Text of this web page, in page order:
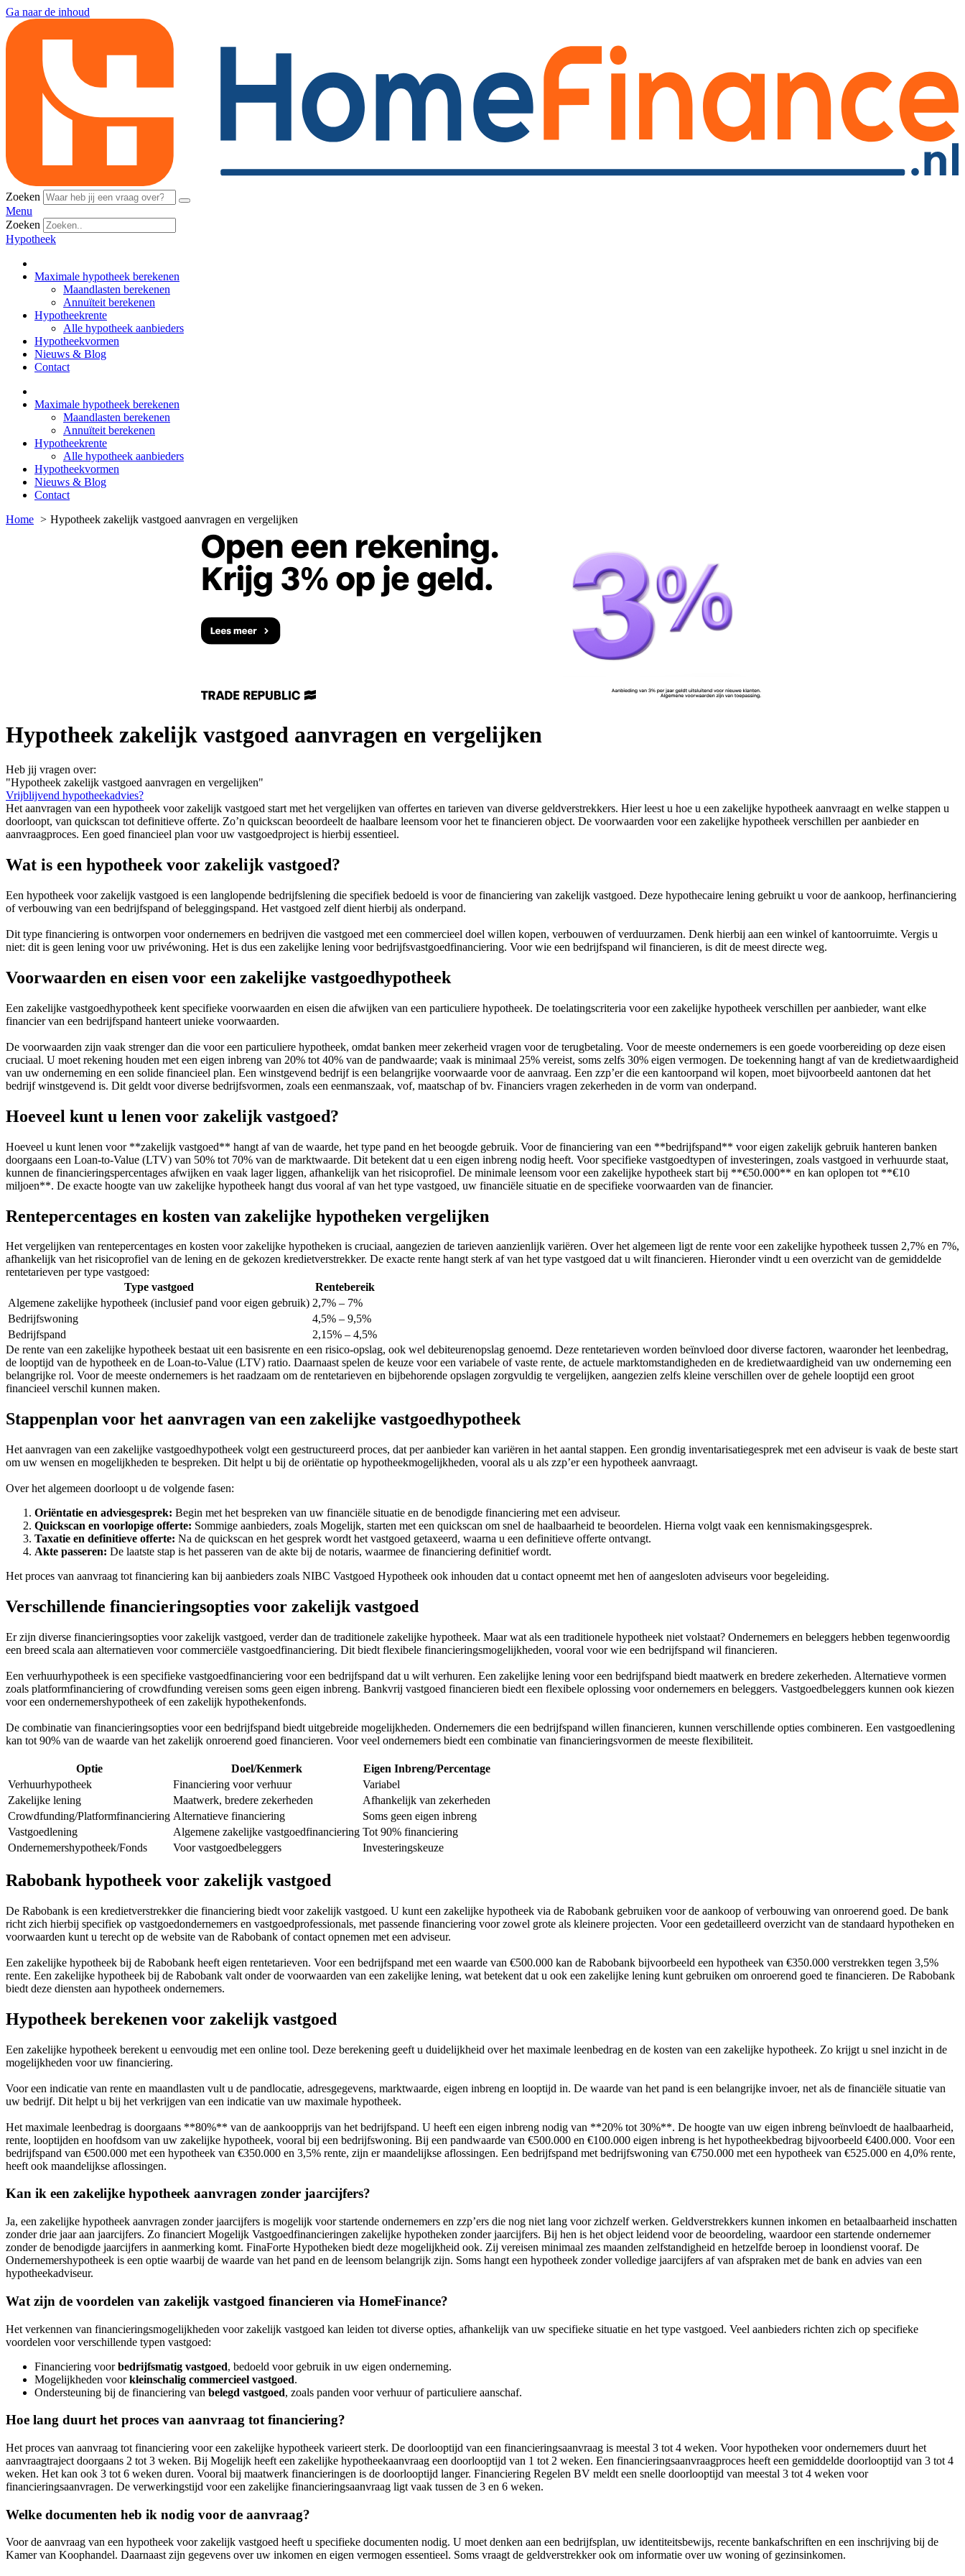
Ga naar de inhoud
Zoeken
Menu
Zoeken
Hypotheek
Maximale hypotheek berekenen
Maandlasten berekenen
Annuïteit berekenen
Hypotheekrente
Alle hypotheek aanbieders
Hypotheekvormen
Nieuws & Blog
Contact
Maximale hypotheek berekenen
Maandlasten berekenen
Annuïteit berekenen
Hypotheekrente
Alle hypotheek aanbieders
Hypotheekvormen
Nieuws & Blog
Contact
Home
Hypotheek zakelijk vastgoed aanvragen en vergelijken
Hypotheek zakelijk vastgoed aanvragen en vergelijken
Heb jij vragen over:
"Hypotheek zakelijk vastgoed aanvragen en vergelijken"
Vrijblijvend hypotheekadvies?
Het aanvragen van een hypotheek voor zakelijk vastgoed start met het vergelijken van offertes en tarieven van diverse geldverstrekkers. Hier leest u hoe u een zakelijke hypotheek aanvraagt en welke stappen u
doorloopt, van quickscan tot definitieve offerte. Zo’n quickscan beoordeelt de haalbare leensom voor het te financieren object. De voorwaarden voor een zakelijke hypotheek verschillen per aanbieder en
aanvraagproces. Een goed financieel plan voor uw vastgoedproject is hierbij essentieel.
Wat is een hypotheek voor zakelijk vastgoed?
Een hypotheek voor zakelijk vastgoed is een langlopende bedrijfslening die specifiek bedoeld is voor de financiering van zakelijk vastgoed. Deze hypothecaire lening gebruikt u voor de aankoop, herfinanciering
of verbouwing van een bedrijfspand of beleggingspand. Het vastgoed zelf dient hierbij als onderpand.
Dit type financiering is ontworpen voor ondernemers en bedrijven die vastgoed met een commercieel doel willen kopen, verbouwen of verduurzamen. Denk hierbij aan een winkel of kantoorruimte. Vergis u
niet: dit is geen lening voor uw privéwoning. Het is dus een zakelijke lening voor bedrijfsvastgoedfinanciering. Voor wie een bedrijfspand wil financieren, is dit de meest directe weg.
Voorwaarden en eisen voor een zakelijke vastgoedhypotheek
Een zakelijke vastgoedhypotheek kent specifieke voorwaarden en eisen die afwijken van een particuliere hypotheek. De toelatingscriteria voor een zakelijke hypotheek verschillen per aanbieder, want elke
financier van een bedrijfspand hanteert unieke voorwaarden.
De voorwaarden zijn vaak strenger dan die voor een particuliere hypotheek, omdat banken meer zekerheid vragen voor de terugbetaling. Voor de meeste ondernemers is een goede voorbereiding op deze eisen
cruciaal. U moet rekening houden met een eigen inbreng van 20% tot 40% van de pandwaarde; vaak is minimaal 25% vereist, soms zelfs 30% eigen vermogen. De toekenning hangt af van de kredietwaardigheid
van uw onderneming en een solide financieel plan. Een winstgevend bedrijf is een belangrijke voorwaarde voor de aanvraag. Een zzp’er die een kantoorpand wil kopen, moet bijvoorbeeld aantonen dat het
bedrijf winstgevend is. Dit geldt voor diverse bedrijfsvormen, zoals een eenmanszaak, vof, maatschap of bv. Financiers vragen zekerheden in de vorm van onderpand.
Hoeveel kunt u lenen voor zakelijk vastgoed?
Hoeveel u kunt lenen voor **zakelijk vastgoed** hangt af van de waarde, het type pand en het beoogde gebruik. Voor de financiering van een **bedrijfspand** voor eigen zakelijk gebruik hanteren banken
doorgaans een Loan-to-Value (LTV) van 50% tot 70% van de marktwaarde. Dit betekent dat u een eigen inbreng nodig heeft. Voor specifieke vastgoedtypen of investeringen, zoals vastgoed in verhuurde staat,
kunnen de financieringspercentages afwijken en vaak lager liggen, afhankelijk van het risicoprofiel. De minimale leensom voor een zakelijke hypotheek start bij **€50.000** en kan oplopen tot **€10
miljoen**. De exacte hoogte van uw zakelijke hypotheek hangt dus vooral af van het type vastgoed, uw financiële situatie en de specifieke voorwaarden van de financier.
Rentepercentages en kosten van zakelijke hypotheken vergelijken
Het vergelijken van rentepercentages en kosten voor zakelijke hypotheken is cruciaal, aangezien de tarieven aanzienlijk variëren. Over het algemeen ligt de rente voor een zakelijke hypotheek tussen 2,7% en 7%,
afhankelijk van het risicoprofiel van de lening en de gekozen kredietverstrekker. De exacte rente hangt sterk af van het type vastgoed dat u wilt financieren. Hieronder vindt u een overzicht van de gemiddelde
rentetarieven per type vastgoed:
Type vastgoed
Rentebereik
Algemene zakelijke hypotheek (inclusief pand voor eigen gebruik) 2,7% – 7%
Bedrijfswoning
4,5% – 9,5%
Bedrijfspand
2,15% – 4,5%
De rente van een zakelijke hypotheek bestaat uit een basisrente en een risico-opslag, ook wel debiteurenopslag genoemd. Deze rentetarieven worden beïnvloed door diverse factoren, waaronder het leenbedrag,
de looptijd van de hypotheek en de Loan-to-Value (LTV) ratio. Daarnaast spelen de keuze voor een variabele of vaste rente, de actuele marktomstandigheden en de kredietwaardigheid van uw onderneming een
belangrijke rol. Voor de meeste ondernemers is het raadzaam om de rentetarieven en bijbehorende opslagen zorgvuldig te vergelijken, aangezien zelfs kleine verschillen over de gehele looptijd een groot
financieel verschil kunnen maken.
Stappenplan voor het aanvragen van een zakelijke vastgoedhypotheek
Het aanvragen van een zakelijke vastgoedhypotheek volgt een gestructureerd proces, dat per aanbieder kan variëren in het aantal stappen. Een grondig inventarisatiegesprek met een adviseur is vaak de beste start
om uw wensen en mogelijkheden te bespreken. Dit helpt u bij de oriëntatie op hypotheekmogelijkheden, vooral als u als zzp’er een hypotheek aanvraagt.
Over het algemeen doorloopt u de volgende fasen:
Oriëntatie en adviesgesprek: Begin met het bespreken van uw financiële situatie en de benodigde financiering met een adviseur.
Quickscan en voorlopige offerte: Sommige aanbieders, zoals Mogelijk, starten met een quickscan om snel de haalbaarheid te beoordelen. Hierna volgt vaak een kennismakingsgesprek.
Taxatie en definitieve offerte: Na de quickscan en het gesprek wordt het vastgoed getaxeerd, waarna u een definitieve offerte ontvangt.
Akte passeren: De laatste stap is het passeren van de akte bij de notaris, waarmee de financiering definitief wordt.
Het proces van aanvraag tot financiering kan bij aanbieders zoals NIBC Vastgoed Hypotheek ook inhouden dat u contact opneemt met hen of aangesloten adviseurs voor begeleiding.
Verschillende financieringsopties voor zakelijk vastgoed
Er zijn diverse financieringsopties voor zakelijk vastgoed, verder dan de traditionele zakelijke hypotheek. Maar wat als een traditionele hypotheek niet volstaat? Ondernemers en beleggers hebben tegenwoordig
een breed scala aan alternatieven voor commerciële vastgoedfinanciering. Dit biedt flexibele financieringsmogelijkheden, vooral voor wie een bedrijfspand wil financieren.
Een verhuurhypotheek is een specifieke vastgoedfinanciering voor een bedrijfspand dat u wilt verhuren. Een zakelijke lening voor een bedrijfspand biedt maatwerk en bredere zekerheden. Alternatieve vormen
zoals platformfinanciering of crowdfunding vereisen soms geen eigen inbreng. Bankvrij vastgoed financieren biedt een flexibele oplossing voor ondernemers en beleggers. Vastgoedbeleggers kunnen ook kiezen
voor een ondernemershypotheek of een zakelijk hypothekenfonds.
De combinatie van financieringsopties voor een bedrijfspand biedt uitgebreide mogelijkheden. Ondernemers die een bedrijfspand willen financieren, kunnen verschillende opties combineren. Een vastgoedlening
kan tot 90% van de waarde van het zakelijk onroerend goed financieren. Voor veel ondernemers biedt een combinatie van financieringsvormen de meeste flexibiliteit.
Optie Doel/Kenmerk
Eigen Inbreng/Percentage
Verhuurhypotheek
Financiering voor verhuur
Variabel
Zakelijke lening
Maatwerk, bredere zekerheden
Afhankelijk van zekerheden
Crowdfunding/Platformfinanciering Alternatieve financiering
Soms geen eigen inbreng
Vastgoedlening
Algemene zakelijke vastgoedfinanciering Tot 90% financiering
Ondernemershypotheek/Fonds
Voor vastgoedbeleggers Investeringskeuze
Rabobank hypotheek voor zakelijk vastgoed
De Rabobank is een kredietverstrekker die financiering biedt voor zakelijk vastgoed. U kunt een zakelijke hypotheek via de Rabobank gebruiken voor de aankoop of verbouwing van onroerend goed. De bank
richt zich hierbij specifiek op vastgoedondernemers en vastgoedprofessionals, met passende financiering voor zowel grote als kleinere projecten. Voor een gedetailleerd overzicht van de standaard hypotheken en
voorwaarden kunt u terecht op de website van de Rabobank of contact opnemen met een adviseur.
Een zakelijke hypotheek bij de Rabobank heeft eigen rentetarieven. Voor een bedrijfspand met een waarde van €500.000 kan de Rabobank bijvoorbeeld een hypotheek van €350.000 verstrekken tegen 3,5%
rente. Een zakelijke hypotheek bij de Rabobank valt onder de voorwaarden van een zakelijke lening, wat betekent dat u ook een zakelijke lening kunt gebruiken om onroerend goed te financieren. De Rabobank
biedt deze diensten aan hypotheek ondernemers.
Hypotheek berekenen voor zakelijk vastgoed
Een zakelijke hypotheek berekent u eenvoudig met een online tool. Deze berekening geeft u duidelijkheid over het maximale leenbedrag en de kosten van een zakelijke hypotheek. Zo krijgt u snel inzicht in de
mogelijkheden voor uw financiering.
Voor een indicatie van rente en maandlasten vult u de pandlocatie, adresgegevens, marktwaarde, eigen inbreng en looptijd in. De waarde van het pand is een belangrijke invoer, net als de financiële situatie van
uw bedrijf. Dit helpt u bij het verkrijgen van een indicatie van uw maximale hypotheek.
Het maximale leenbedrag is doorgaans **80%** van de aankoopprijs van het bedrijfspand. U heeft een eigen inbreng nodig van **20% tot 30%**. De hoogte van uw eigen inbreng beïnvloedt de haalbaarheid,
rente, looptijden en hoofdsom van uw zakelijke hypotheek, vooral bij een bedrijfswoning. Bij een pandwaarde van €500.000 en €100.000 eigen inbreng is het hypotheekbedrag bijvoorbeeld €400.000. Voor een
bedrijfspand van €500.000 met een hypotheek van €350.000 en 3,5% rente, zijn er maandelijkse aflossingen. Een bedrijfspand met bedrijfswoning van €750.000 met een hypotheek van €525.000 en 4,0% rente,
heeft ook maandelijkse aflossingen.
Kan ik een zakelijke hypotheek aanvragen zonder jaarcijfers?
Ja, een zakelijke hypotheek aanvragen zonder jaarcijfers is mogelijk voor startende ondernemers en zzp’ers die nog niet lang voor zichzelf werken. Geldverstrekkers kunnen inkomen en betaalbaarheid inschatten
zonder drie jaar aan jaarcijfers. Zo financiert Mogelijk Vastgoedfinancieringen zakelijke hypotheken zonder jaarcijfers. Bij hen is het object leidend voor de beoordeling, waardoor een startende ondernemer
zonder de benodigde jaarcijfers in aanmerking komt. FinaForte Hypotheken biedt deze mogelijkheid ook. Zij vereisen minimaal zes maanden zelfstandigheid en hetzelfde beroep in loondienst vooraf. De
Ondernemershypotheek is een optie waarbij de waarde van het pand en de leensom belangrijk zijn. Soms hangt een hypotheek zonder volledige jaarcijfers af van afspraken met de bank en advies van een
hypotheekadviseur.
Wat zijn de voordelen van zakelijk vastgoed financieren via HomeFinance?
Het verkennen van financieringsmogelijkheden voor zakelijk vastgoed kan leiden tot diverse opties, afhankelijk van uw specifieke situatie en het type vastgoed. Veel aanbieders richten zich op specifieke
voordelen voor verschillende typen vastgoed:
Financiering voorbedrijfsmatig vastgoed, bedoeld voor gebruik in uw eigen onderneming.
Mogelijkheden voorkleinschalig commercieel vastgoed.
Ondersteuning bij de financiering van belegd vastgoed, zoals panden voor verhuur of particuliere aanschaf.
Hoe lang duurt het proces van aanvraag tot financiering?
Het proces van aanvraag tot financiering voor een zakelijke hypotheek varieert sterk. De doorlooptijd van een financieringsaanvraag is meestal 3 tot 4 weken. Voor hypotheken voor ondernemers duurt het
aanvraagtraject doorgaans 2 tot 3 weken. Bij Mogelijk heeft een zakelijke hypotheekaanvraag een doorlooptijd van 1 tot 2 weken. Een financieringsaanvraagproces heeft een gemiddelde doorlooptijd van 3 tot 4
weken. Het kan ook 3 tot 6 weken duren. Vooral bij maatwerk financieringen is de doorlooptijd langer. Financiering Regelen BV meldt een snelle doorlooptijd van meestal 3 tot 4 weken voor
financieringsaanvragen. De verwerkingstijd voor een zakelijke financieringsaanvraag ligt vaak tussen de 3 en 6 weken.
Welke documenten heb ik nodig voor de aanvraag?
Voor de aanvraag van een hypotheek voor zakelijk vastgoed heeft u specifieke documenten nodig. U moet denken aan een bedrijfsplan, uw identiteitsbewijs, recente bankafschriften en een inschrijving bij de
Kamer van Koophandel. Daarnaast zijn gegevens over uw inkomen en eigen vermogen essentieel. Soms vraagt de geldverstrekker ook om informatie over uw woning of gezinsinkomen.